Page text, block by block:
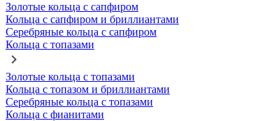
Золотые кольца с сапфиром
Кольца с сапфиром и бриллиантами
Серебряные кольца с сапфиром
Кольца с топазами
Золотые кольца с топазами
Кольца с топазом и бриллиантами
Серебряные кольца с топазами
Кольца с фианитами